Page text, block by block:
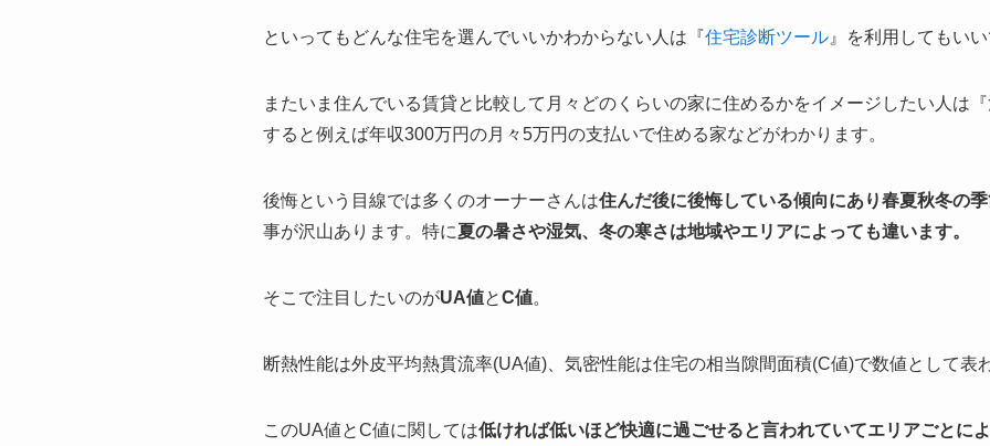
といってもどんな住宅を選んでいいかわからない人は『住宅診断ツール 』を利用してもい
またいま住んでいる賃貸と比較して月々どのくらいの家に住めるかをイメージしたい人は『
すると例えば年収300万円の月々5万円の支払いで住める家などがわかります。
後悔という目線では多くのオーナーさんは住んだ後に後悔している傾向にあり春夏秋冬の
事が沢山あります。特に夏の暑さや湿気、冬の寒さは地域やエリアによっても違います。
そこで注目したいのがUA値とC値。
断熱性能は外皮平均熱貫流率(UA値)、気密性能は住宅の相当隙間面積(C値)で数値として表
このUA値とC値に関しては低ければ低いほど快適に過ごせると言われていてエリアごとに